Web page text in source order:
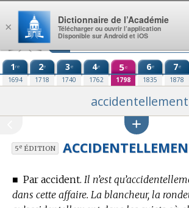
Aller au contenu
1re
1694
2e
1718
3e
1740
4e
1762
5e
1798
6e
1835
7e
1878
accidentellement
5eÉDITION
■ Par accident. Il n’est
dans cette affaire. La blancheur, la
×
Dictionnaire de l’Académie
Télécharger ou ouvrir l’application
Disponible sur Android et iOS